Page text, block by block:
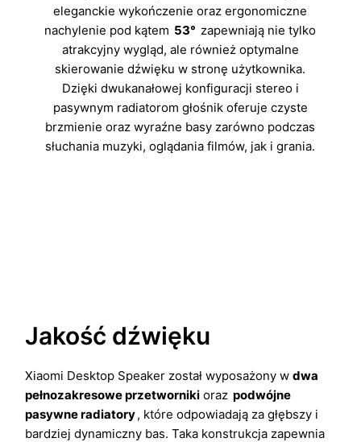
eleganckie wykończenie oraz ergonomiczne
nachylenie pod kątem 53° zapewniają nie tylko
atrakcyjny wygląd, ale również optymalne
skierowanie dźwięku w stronę użytkownika.
Dzięki dwukanałowej konfiguracji stereo i
pasywnym radiatorom głośnik oferuje czyste
brzmienie oraz wyraźne basy zarówno podczas
słuchania muzyki, oglądania filmów, jak i grania.
Jakość dźwięku
Xiaomi Desktop Speaker został wyposażony w dwa
pełnozakresowe przetworniki oraz podwójne
pasywne radiatory, które odpowiadają za głębszy i
bardziej dynamiczny bas. Taka konstrukcja zapewnia